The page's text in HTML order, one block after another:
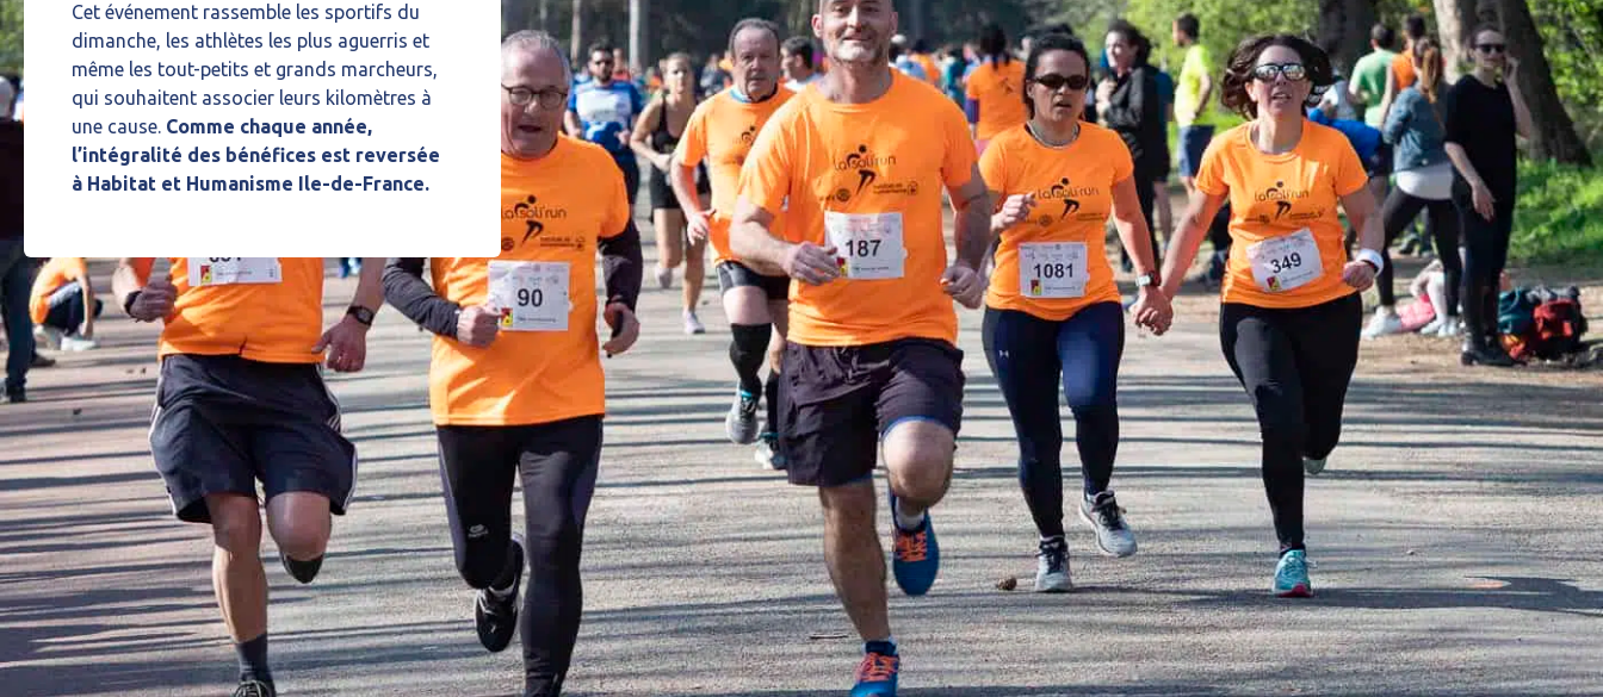
Cet événement rassemble les sportifs du
dimanche, les athlètes les plus aguerris et
même les tout-petits et grands marcheurs,
qui souhaitent associer leurs kilomètres à
une cause. Comme chaque année,
l’intégralité des bénéfices est reversée
à Habitat et Humanisme Ile-de-France.
COUREZ OU MARCHEZ AU BOIS DE
BOULOGNE